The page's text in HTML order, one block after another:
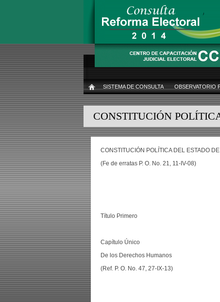
SISTEMA DE CONSULTA OBSERVATORIO
CONSTITUCIÓN
CONSTITUCIÓN POLÍTICA DEL ESTADO
(Fe de erratas P. O. No. 21, 11-IV-08)
Título Primero
Capítulo Único
De los Derechos Humanos
(Ref. P. O. No. 47, 27-IX-13)